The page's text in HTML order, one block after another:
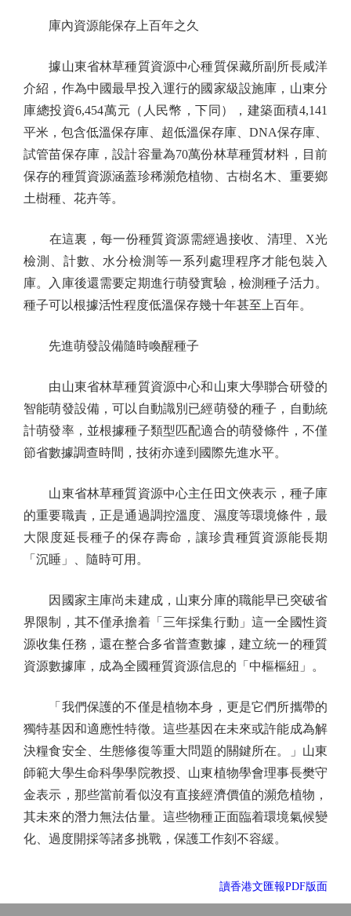
庫內資源能保存上百年之久
據山東省林草種質資源中心種質保藏所副所長咸洋
介紹，作為中國最早投入運行的國家級設施庫，山東分
庫總投資6,454萬元（人民幣，下同），建築面積4,141
平米，包含低溫保存庫、超低溫保存庫、DNA保存庫、
試管苗保存庫，設計容量為70萬份林草種質材料，目前
保存的種質資源涵蓋珍稀瀕危植物、古樹名木、重要鄉
土樹種、花卉等。
在這裏，每一份種質資源需經過接收、清理、X光
檢測、計數、水分檢測等一系列處理程序才能包裝入
庫。入庫後還需要定期進行萌發實驗，檢測種子活力。
種子可以根據活性程度低溫保存幾十年甚至上百年。
先進萌發設備隨時喚醒種子
由山東省林草種質資源中心和山東大學聯合研發的
智能萌發設備，可以自動識別已經萌發的種子，自動統
計萌發率，並根據種子類型匹配適合的萌發條件，不僅
節省數據調查時間，技術亦達到國際先進水平。
山東省林草種質資源中心主任田文俠表示，種子庫
的重要職責，正是通過調控溫度、濕度等環境條件，最
大限度延長種子的保存壽命，讓珍貴種質資源能長期
「沉睡」、隨時可用。
因國家主庫尚未建成，山東分庫的職能早已突破省
界限制，其不僅承擔着「三年採集行動」這一全國性資
源收集任務，還在整合多省普查數據，建立統一的種質
資源數據庫，成為全國種質資源信息的「中樞樞紐」。
「我們保護的不僅是植物本身，更是它們所攜帶的
獨特基因和適應性特徵。這些基因在未來或許能成為解
決糧食安全、生態修復等重大問題的關鍵所在。」山東
師範大學生命科學學院教授、山東植物學會理事長樊守
金表示，那些當前看似沒有直接經濟價值的瀕危植物，
其未來的潛力無法估量。這些物種正面臨着環境氣候變
化、過度開採等諸多挑戰，保護工作刻不容緩。
讀香港文匯報PDF版面